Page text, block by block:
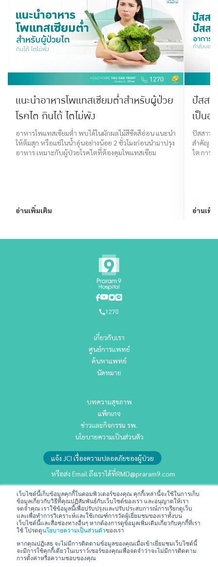
เว็บไซต์นี้เก็บข้อมูลคุกกี้ในคอมพิวเตอร์ของคุณ คุกกี้เหล่านี้จะใช้ในการเก็บ
ข้อมูลเกี่ยวกับวิธีที่คุณปฏิสัมพันธ์กับเว็บไซต์ของเรา และอนุญาตให้เรา
จดจำคุณ เราใช้ข้อมูลนี้เพื่อปรับปรุงและปรับประสบการณ์การเรียกดูเว็บ
และเพื่อทำการวิเคราะห์และใช้เกณฑ์การวัดผู้เยี่ยมชมของเราทั้งบน
เว็บไซต์นี้และสื่อช่องทางอื่นๆ หากต้องการดูข้อมูลเพิ่มเติมเกี่ยวกับคุกกี้ที่เรา
ใช้ โปรดดูนโยบายความเป็นส่วนตัวของเรา
หากคุณปฏิเสธ จะไม่มีการติดตามข้อมูลของคุณเมื่อเข้าเยี่ยมชมเว็บไซต์นี้
จะมีการใช้คุกกี้เดียวในเบราว์เซอร์ของคุณเพื่อจดจำว่าจะไม่มีการติดตาม
การตั้งค่าหรือความชอบของคุณ
แนะนำอาหารโพแทสเซียมต่ำสำหรับผู้ป่วย
โรคไต กินได้ ไตไม่พัง
อาหารโพแทสเซียมต่ำ พบได้ในผักผลไม้สีซีดสีอ่อน แนะนำ
ให้ต้มสุก หรือแช่ในน้ำอุ่นอย่างน้อย 2 ชั่วโมงก่อนนำมาปรุง
อาหาร เหมาะกับผู้ป่วยโรคไตที่ต้องคุมโพแทสเซียม
อ่านเพิ่มเติม
ปัสสา
เป็นอ
ปัสสาว
สำคัญ ส
ไต การ
อ่านเพิ่
1270
เกี่ยวกับเรา
ศูนย์การแพทย์
ค้นหาแพทย์
นัดหมาย
บทความสุขภาพ
แพ็กเกจ
ข่าวและกิจกรรม รพ.
นโยบายความเป็นส่วนตัว
แจ้ง JCI เรื่องความปลอดภัยของผู้ป่วย
หรือส่ง Email ถึงเราได้ที่RMD@praram9.com
นักลงทุนสัมพันธ์
การพัฒนาอย่างยั่งยืน
ร่วมงานกับเรา
ติดต่อเรา
ข้อกำหนดและเงื่อนไข